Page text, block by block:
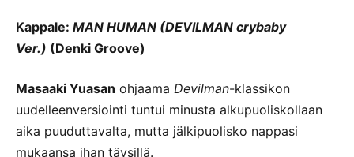
Kappale: MAN HUMAN (DEVILMAN crybaby
Ver.) (Denki Groove)
Masaaki Yuasan ohjaama Devilman-klassikon
uudelleenversiointi tuntui minusta alkupuoliskollaan
aika puuduttavalta, mutta jälkipuolisko nappasi
mukaansa ihan täysillä.